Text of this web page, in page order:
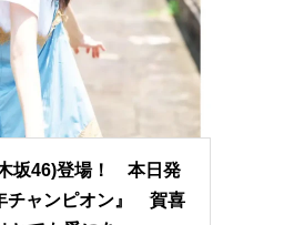
坂46)登場！ 本日発
チャンピオン』 賀喜